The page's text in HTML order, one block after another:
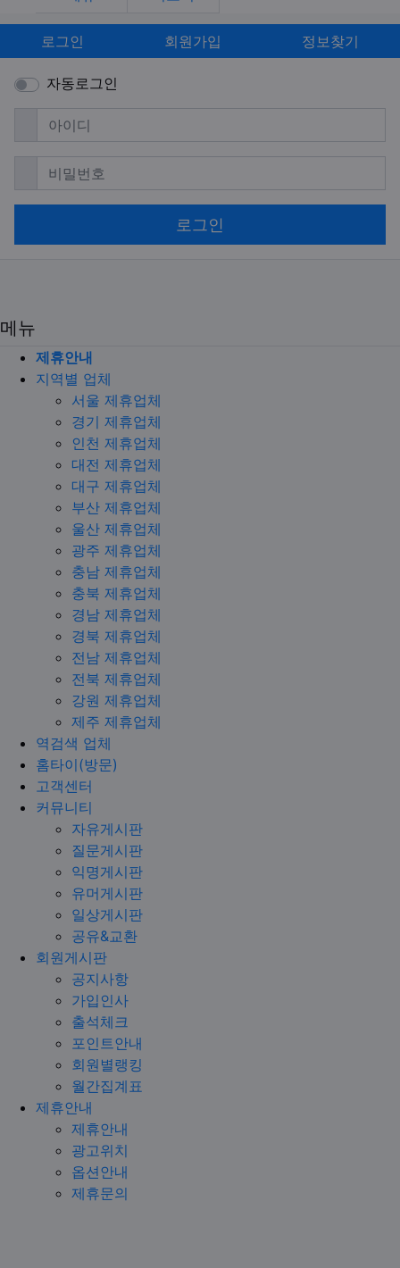
로그인 회원가입 정보찾기
자동로그인
아이디 필수
비밀번호필수
로그인
메뉴
제휴안내
지역별 업체
서울 제휴업체
경기 제휴업체
인천 제휴업체
대전 제휴업체
대구 제휴업체
부산 제휴업체
울산 제휴업체
광주 제휴업체
충남 제휴업체
충북 제휴업체
경남 제휴업체
경북 제휴업체
전남 제휴업체
전북 제휴업체
강원 제휴업체
제주 제휴업체
역검색 업체
홈타이(방문)
고객센터
커뮤니티
자유게시판
질문게시판
익명게시판
유머게시판
일상게시판
공유&교환
회원게시판
공지사항
가입인사
출석체크
포인트안내
회원별랭킹
월간집계표
제휴안내
제휴안내
광고위치
옵션안내
제휴문의